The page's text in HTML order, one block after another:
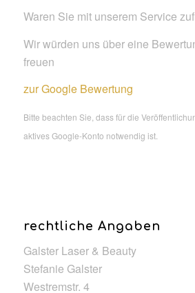
Waren Sie mit unserem Service
Wir würden uns über eine
freuen
zur Google Bewertung
Bitte beachten Sie, dass für die
aktives Google-Konto notwendig ist.
rechtliche Angaben
Galster Laser & Beauty
Stefanie Galster
Westremstr. 4